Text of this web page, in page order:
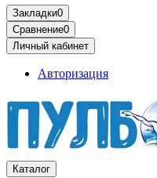
Закладки0
Сравнение0
Личный кабинет
Авторизация
Каталог